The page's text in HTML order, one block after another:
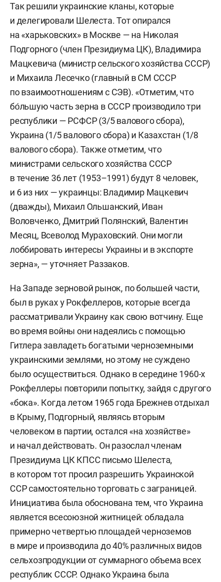
Так решили украинские кланы, которые
и делегировали Шелеста. Тот опирался
на «харьковских» в Москве — на Николая
Подгорного (член Президиума ЦК), Владимира
Мацкевича (министр сельского хозяйства СССР)
и Михаила Лесечко (главный в СМ СССР
по взаимоотношениям с СЭВ). «Отметим, что
бо́льшую часть зерна в СССР производило три
республики — РСФСР (3/5 валового сбора),
Украина (1/5 валового сбора) и Казахстан (1/8
валового сбора). Также отметим, что
министрами сельского хозяйства СССР
в течение 36 лет (1953–1991) будут 8 человек,
и 6 из них — украинцы: Владимир Мацкевич
(дважды), Михаил Ольшанский, Иван
Воловченко, Дмитрий Полянский, Валентин
Месяц, Всеволод Мураховский. Они могли
лоббировать интересы Украины и в экспорте
зерна», — уточняет Раззаков.
На Западе зерновой рынок, по большей части,
был в руках у Рокфеллеров, которые всегда
рассматривали Украину как свою вотчину. Еще
во время войны они надеялись с помощью
Гитлера завладеть богатыми черноземными
украинскими землями, но этому не суждено
было осуществиться. Однако в середине 1960-х
Рокфеллеры повторили попытку, зайдя с другого
«бока». Когда летом 1965 года Брежнев отдыхал
в Крыму, Подгорный, являясь вторым
человеком в партии, остался «на хозяйстве»
и начал действовать. Он разослал членам
Президиума ЦК КПСС письмо Шелеста,
в котором тот просил разрешить Украинской
ССР самостоятельно торговать с заграницей.
Инициатива была обоснована тем, что Украина
является всесоюзной житницей: обладала
примерно четвертью площадей черноземов
в мире и производила до 40% различных видов
сельхозпродукции от суммарного объема всех
республик СССР. Однако Украина была